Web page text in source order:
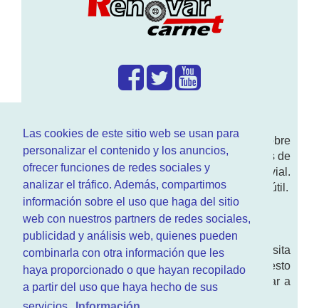
Las cookies de este sitio web se usan para
personalizar el contenido y los anuncios,
ofrecer funciones de redes sociales y
analizar el tráfico. Además, compartimos
información sobre el uso que haga del sitio
web con nuestros partners de redes sociales,
publicidad y análisis web, quienes pueden
combinarla con otra información que les
haya proporcionado o que hayan recopilado
a partir del uso que haya hecho de sus
Enwww.RenovarCarnet.comTe contamos sobre
larenovación del permisode conducir, noticias de
actualidad motor y sobre todo seguridad vial.
Ademas tenemos todo tipo de información DGT útil.
¿Quienes somos?
Quieres saber quien mantiene la pagina, visita
nuestrasección de contacto. Aquí tienes nuesto
aviso legal
. Basicamente no queremos engañar a
nadie.